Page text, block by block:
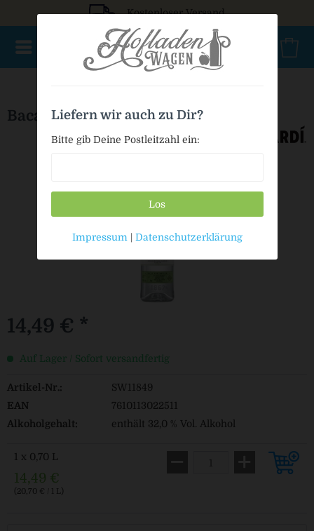
Kostenloser Versand
Bacardi Tropical
14,49 € *
Auf Lager / Sofort versandfertig
Artikel-Nr.:
SW11849
EAN
7610113022511
Alkoholgehalt:
enthält 32,0 % Vol. Alkohol
1 x 0,70 L
14,49 €
(20,70 € / 1 L)
Liefern wir auch zu Dir?
Bitte gib Deine Postleitzahl ein:
Los
Impressum | Datenschutzerklärung